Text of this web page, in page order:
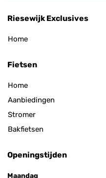
Riesewijk Exclusives
Home
Fietsen
Home
Aanbiedingen
Stromer
Bakfietsen
Openingstijden
Maandag